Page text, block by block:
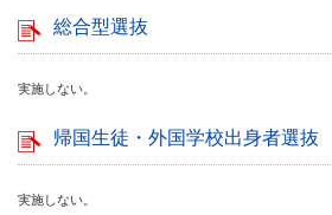
総合型選抜
実施しない。
帰国生徒・外国学校出身者選抜
実施しない。